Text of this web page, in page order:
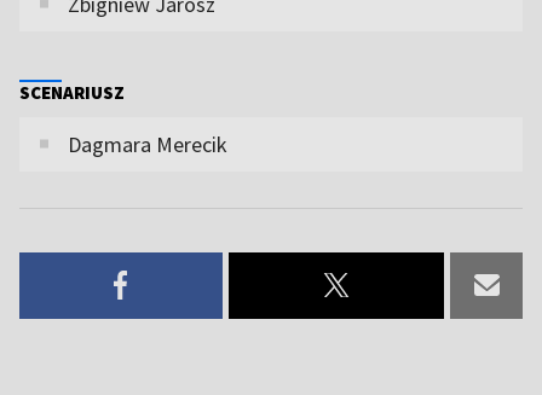
SCENARIUSZ
Dagmara Merecik